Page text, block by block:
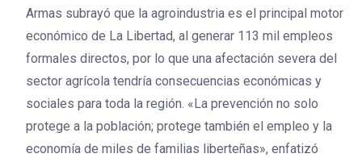
Armas subrayó que la agroindustria es el principal motor
económico de La Libertad, al generar 113 mil empleos
formales directos, por lo que una afectación severa del
sector agrícola tendría consecuencias económicas y
sociales para toda la región. «La prevención no solo
protege a la población; protege también el empleo y la
economía de miles de familias liberteñas», enfatizó